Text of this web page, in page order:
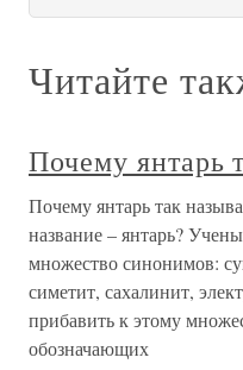
Читайте
Почему янтарь
Почему янтарь так
название – янтарь?
множество синонимов:
симетит, сахалинит,
прибавить к этому
обозначающих